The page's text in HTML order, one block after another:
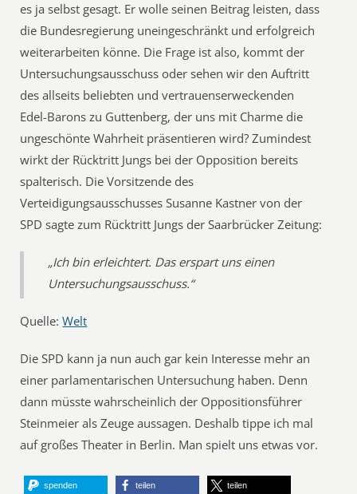
es ja selbst gesagt. Er wolle seinen Beitrag leisten, dass
die Bundesregierung uneingeschränkt und erfolgreich
weiterarbeiten könne. Die Frage ist also, kommt der
Untersuchungsausschuss oder sehen wir den Auftritt
des allseits beliebten und vertrauenserweckenden
Edel-Barons zu Guttenberg, der uns mit Charme die
ungeschönte Wahrheit präsentieren wird? Zumindest
wirkt der Rücktritt Jungs bei der Opposition bereits
spalterisch. Die Vorsitzende des
Verteidigungsausschusses Susanne Kastner von der
SPD sagte zum Rücktritt Jungs der Saarbrücker Zeitung:
„Ich bin erleichtert. Das erspart uns einen
Untersuchungsausschuss.“
Quelle:Welt
Die SPD kann ja nun auch gar kein Interesse mehr an
einer parlamentarischen Untersuchung haben. Denn
dann müsste wahrscheinlich der Oppositionsführer
Steinmeier als Zeuge aussagen. Deshalb tippe ich mal
auf großes Theater in Berlin. Man spielt uns etwas vor.
spenden teilen teilen